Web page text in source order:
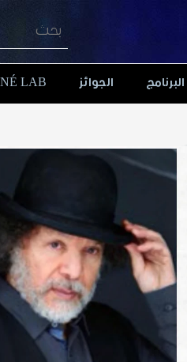
البرنامج الجوائز LAB